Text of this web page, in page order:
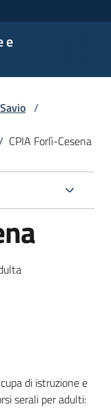
e
/
CPIA Forlì-Cesena
di istruzione e
serali per adulti: